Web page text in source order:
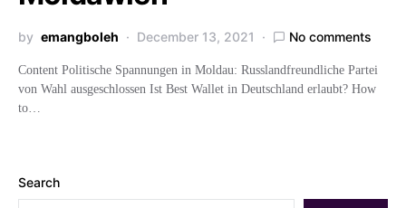
by emangboleh December 13, 2021 No comments
Content Politische Spannungen in Moldau: Russlandfreundliche Partei
von Wahl ausgeschlossen Ist Best Wallet in Deutschland erlaubt? How
to…
Search